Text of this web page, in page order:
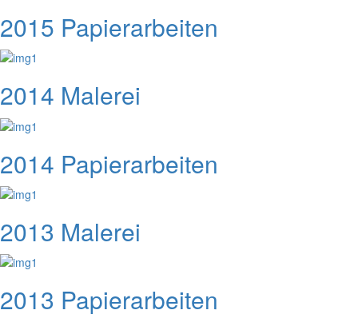
2015 Papierarbeiten
2014 Malerei
2014 Papierarbeiten
2013 Malerei
2013 Papierarbeiten